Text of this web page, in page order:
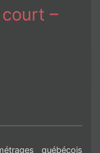
–
québécois